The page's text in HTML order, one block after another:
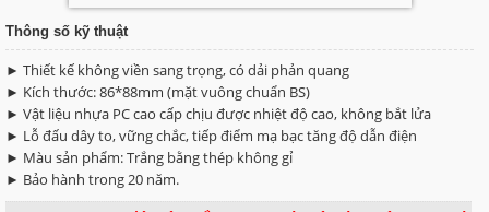
Thông số kỹ thuật
► Thiết kế không viền sang trọng, có dải phản quang
► Kích thước: 86*88mm (mặt vuông chuẩn BS)
► Vật liệu nhựa PC cao cấp chịu được nhiệt độ cao, không bắt lửa
► Lỗ đấu dây to, vững chắc, tiếp điểm mạ bạc tăng độ dẫn điện
► Màu sản phẩm: Trắng bằng thép không gỉ
► Bảo hành trong 20 năm.